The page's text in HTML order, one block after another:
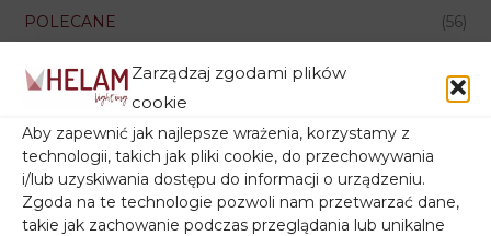
Zarządzaj zgodami plików
cookie
Aby zapewnić jak najlepsze wrażenia, korzystamy z
technologii, takich jak pliki cookie, do przechowywania
i/lub uzyskiwania dostępu do informacji o urządzeniu.
Zgoda na te technologie pozwoli nam przetwarzać dane,
takie jak zachowanie podczas przeglądania lub unikalne
POLECANE
(56)
Źródła światła